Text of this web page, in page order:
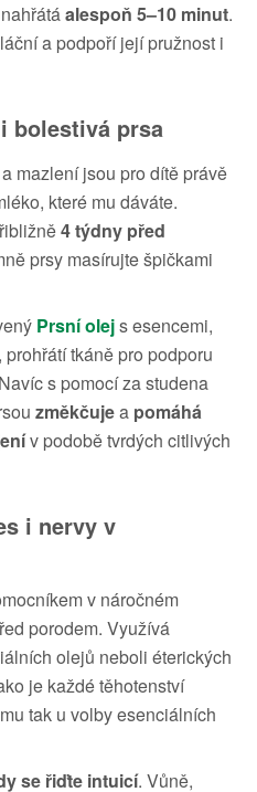
alespoň 5–10 minut.
a podpoří její pružnost i
bolestivá prsa
mazlení jsou pro dítě právě
které mu dáváte.
4 týdny před
prsy masírujte špičkami
Prsní olejs esencemi,
tkáně pro podporu
s pomocí za studena
změkčujea pomáhá
v podobě tvrdých citlivých
i nervy v
v náročném
porodem. Využívá
olejů neboli éterických
je každé těhotenství
tak u volby esenciálních
se řiďte intuicí. Vůně,